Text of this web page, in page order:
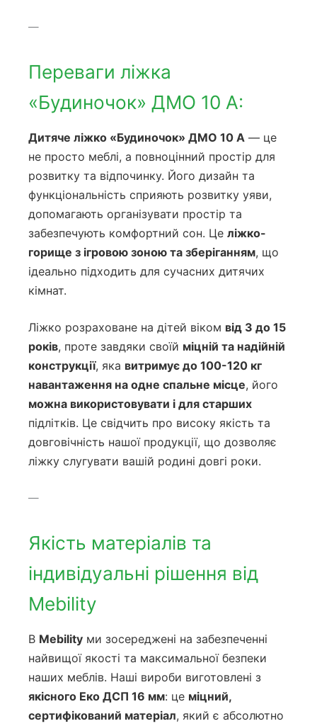
—
Переваги ліжка
«Будиночок» ДМО 10 А:
Дитяче ліжко «Будиночок» ДМО 10 А — це
не просто меблі, а повноцінний простір для
розвитку та відпочинку. Його дизайн та
функціональність сприяють розвитку уяви,
допомагають організувати простір та
забезпечують комфортний сон. Це ліжко-
горище з ігровою зоною та зберіганням, що
ідеально підходить для сучасних дитячих
кімнат.
Ліжко розраховане на дітей віком від 3 до 15
років, проте завдяки своїй міцній та надійній
конструкції, яка витримує до 100-120 кг
навантаження на одне спальне місце, його
можна використовувати і для старших
підлітків. Це свідчить про високу якість та
довговічність нашої продукції, що дозволяє
ліжку слугувати вашій родині довгі роки.
—
Якість матеріалів та
індивідуальні рішення від
Mebility
В Mebility ми зосереджені на забезпеченні
найвищої якості та максимальної безпеки
наших меблів. Наші вироби виготовлені з
якісного Еко ДСП 16 мм: це міцний,
сертифікований матеріал, який є абсолютно